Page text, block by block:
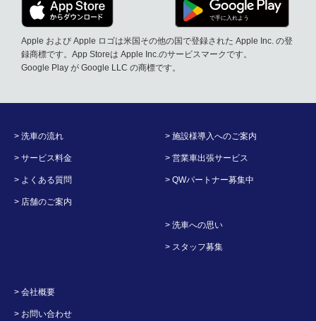
Apple および Apple ロゴは米国その他の国で登録された Apple Inc. の登
録商標です。App Storeは Apple Inc.のサービスマークです。
Google Play が Google LLC の商標です。
> 洗車の流れ
> サービス料金
> よくある質問
> 店舗のご案内
> 施設様導入へのご案内
> 営業車出張サービス
> QWパートナー募集中
> 洗車への思い
> スタッフ募集
> 会社概要
> お問い合わせ